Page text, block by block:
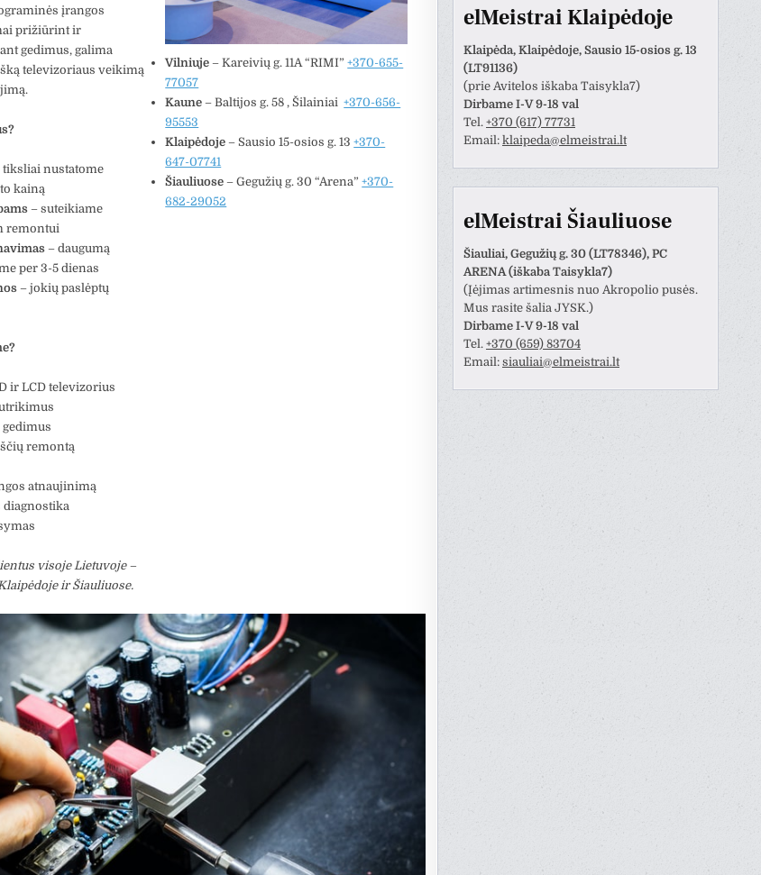
Šis naudotojas paliko tik
Šis naudotojas paliko tik
įvertinimą.
Mandagus bendravimas ir
greitai bei kokybiškai
atliktas darbas.
įrangos
prižiūrint ir
gedimus, galima
televizoriaus veikimą
nustatome
kainą
– suteikiame
remontui
– daugumą
per 3-5 dienas
– jokių paslėptų
ir LCD televizorius
remontą
atnaujinimą
diagnostika
visoje Lietuvoje –
ir Šiauliuose.
Vilniuje – Kareivių g. 11A “RIMI”+370-655-
77057
Kaune – Baltijos g. 58 , Šilainiai+370-656-
95553
Klaipėdoje – Sausio 15-osios g. 13+370-
647-07741
Šiauliuose – Gegužių g. 30 “Arena”+370-
682-29052
elMeistrai Klaipėdoje
Klaipėda, Klaipėdoje, Sausio 15-osios g. 13
(LT91136)
(prie Avitelos iškaba Taisykla7)
Dirbame I-V 9-18 val
Tel. +370 (617) 77731
Email: klaipeda@elmeistrai.lt
elMeistrai Šiauliuose
Šiauliai, Gegužių g. 30 (LT78346), PC
ARENA (iškaba Taisykla7)
(Įėjimas artimesnis nuo Akropolio pusės.
Mus rasite šalia JYSK.)
Dirbame I-V 9-18 val
Tel. +370 (659) 83704
Email: siauliai@elmeistrai.lt